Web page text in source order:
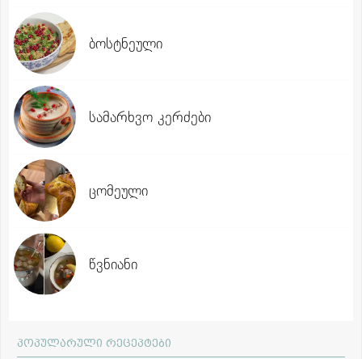
ბოსტნეული
სამარხვო კერძები
ცომეული
წვნიანი
პოპულარული რეცეპტები